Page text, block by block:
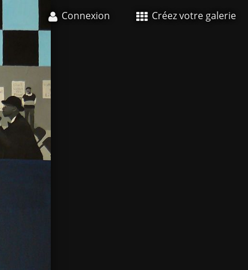
Connexion Créez votre galerie